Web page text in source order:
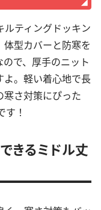
ティングドッキン
型カバーと防寒を
で、厚手のニット
よ。軽い着心地で長
さ対策にぴった
！
きるミドル丈